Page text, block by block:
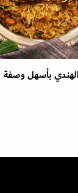
بأسهل وصفة